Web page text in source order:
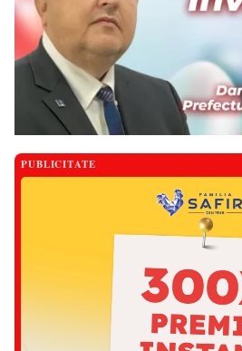
PUBLICITATE